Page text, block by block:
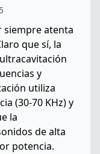
siempre atenta
que sí, la
y
utiliza
(30-70 KHz) y
la
de alta
potencia.